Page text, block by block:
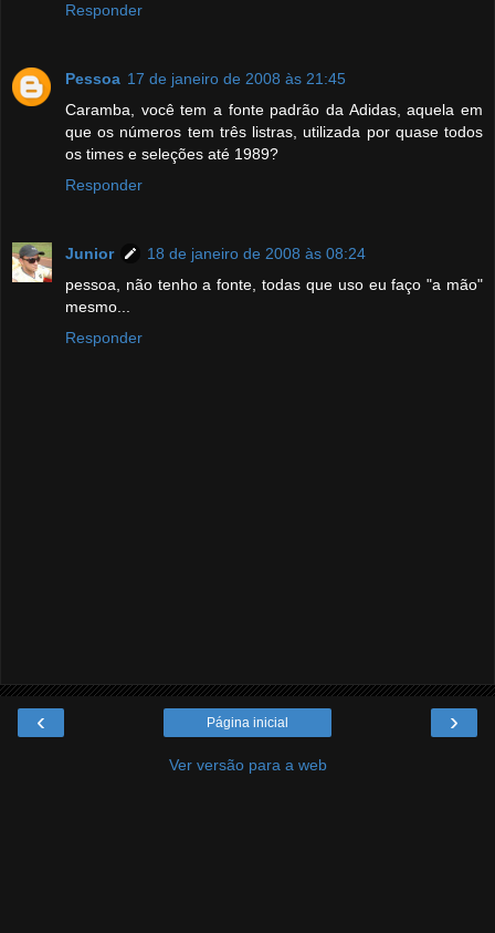
Responder
Pessoa 17 de janeiro de 2008 às 21:45
Caramba, você tem a fonte padrão da Adidas, aquela em
que os números tem três listras, utilizada por quase todos
os times e seleções até 1989?
Responder
Junior
18 de janeiro de 2008 às 08:24
pessoa, não tenho a fonte, todas que uso eu faço "a mão"
mesmo...
Responder
‹ ›
Página inicial
Ver versão para a web